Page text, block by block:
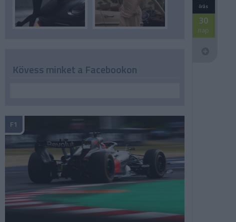
Kövess minket a Facebookon
órás
30
nap
F1